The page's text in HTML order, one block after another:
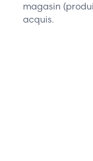
magasin
acquis.